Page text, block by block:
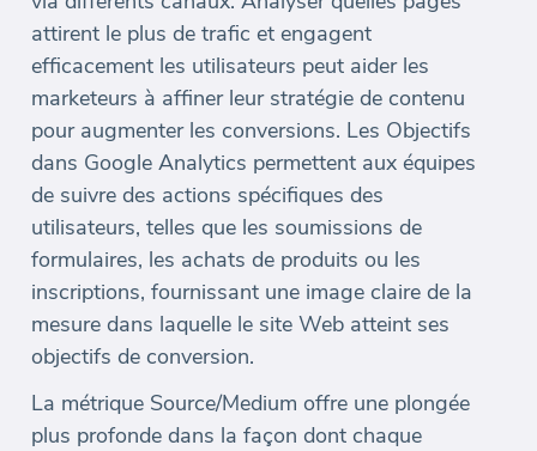
attirent le plus de trafic et engagent
efficacement les utilisateurs peut aider les
marketeurs à affiner leur stratégie de contenu
pour augmenter les conversions. Les Objectifs
dans Google Analytics permettent aux équipes
de suivre des actions spécifiques des
utilisateurs, telles que les soumissions de
formulaires, les achats de produits ou les
inscriptions, fournissant une image claire de la
mesure dans laquelle le site Web atteint ses
objectifs de conversion.
La métrique Source/Medium offre une plongée
plus profonde dans la façon dont chaque